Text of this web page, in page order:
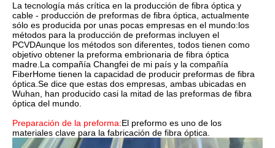
La tecnología más crítica en la producción de fibra óptica y
cable - producción de preformas de fibra óptica, actualmente
sólo es producida por unas pocas empresas en el mundo:los
métodos para la producción de preformas incluyen el
PCVDAunque los métodos son diferentes, todos tienen como
objetivo obtener la preforma embrionaria de fibra óptica
madre.La compañía Changfei de mi país y la compañía
FiberHome tienen la capacidad de producir preformas de fibra
óptica.Se dice que estas dos empresas, ambas ubicadas en
Wuhan, han producido casi la mitad de las preformas de fibra
óptica del mundo.
Preparación de la preforma:El preformo es uno de los
materiales clave para la fabricación de fibra óptica.